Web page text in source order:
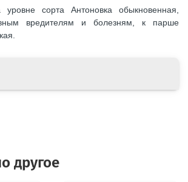
уровне сорта Антоновка обыкновенная,
вредителям и болезням, к парше
другое